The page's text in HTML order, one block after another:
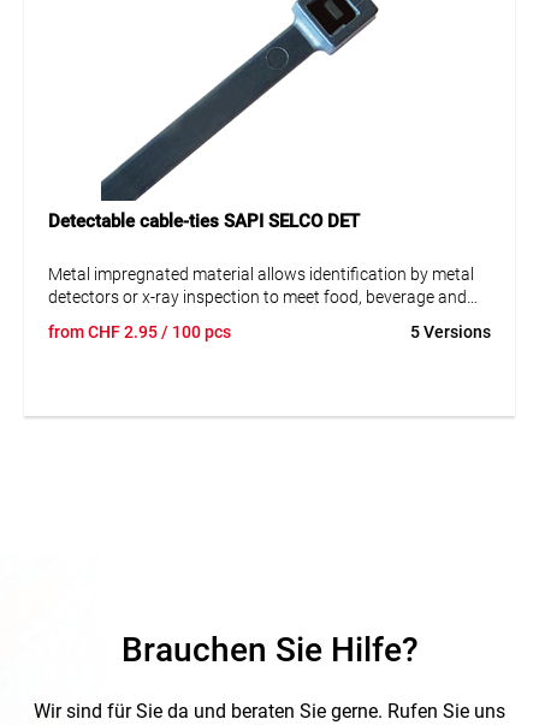
Detectable cable-ties SAPI SELCO DET
Metal impregnated material allows identification by metal
detectors or x-ray inspection to meet food, beverage and
Installation by hand or tool.
fromCHF2.95/ 100 pcs 5 Versions
Brauchen Sie Hilfe?
Wir sind für Sie da und beraten Sie gerne. Rufen Sie uns